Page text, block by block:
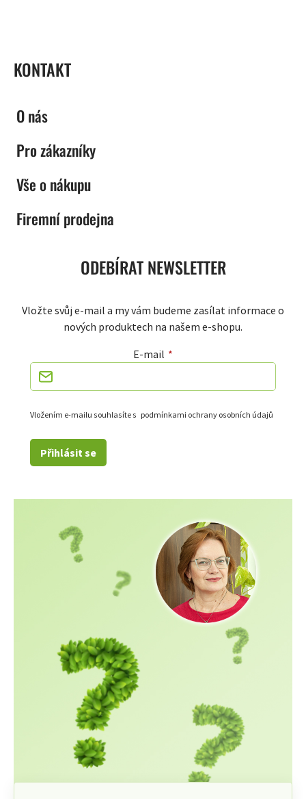
KONTAKT
O nás
Pro zákazníky
Vše o nákupu
Firemní prodejna
ODEBÍRAT NEWSLETTER
Vložte svůj e-mail a my vám budeme zasílat informace o
nových produktech na našem e-shopu.
E-mail
Vložením e-mailu souhlasíte s podmínkami ochrany osobních údajů
Přihlásit se